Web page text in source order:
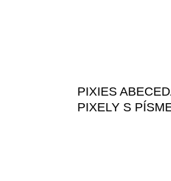
PIXIES
PIXELY S